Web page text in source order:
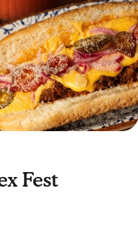
Fest